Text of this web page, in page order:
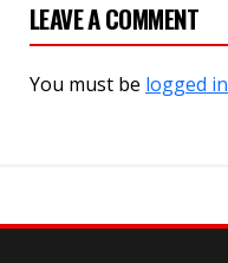
LEAVE A COMMENT
You must be logged in